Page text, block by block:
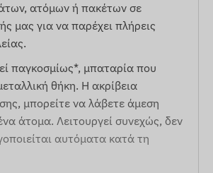
ατόμων ή πακέτων σε
μας για να παρέχει πλήρεις
παγκοσμίως*, μπαταρία που
θήκη. Η ακρίβεια
μπορείτε να λάβετε άμεση
άτομα. Λειτουργεί συνεχώς, δεν
αυτόματα κατά τη